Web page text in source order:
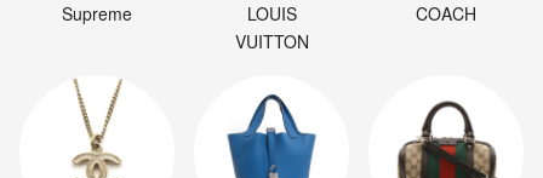
Supreme
LOUIS
VUITTON
COACH